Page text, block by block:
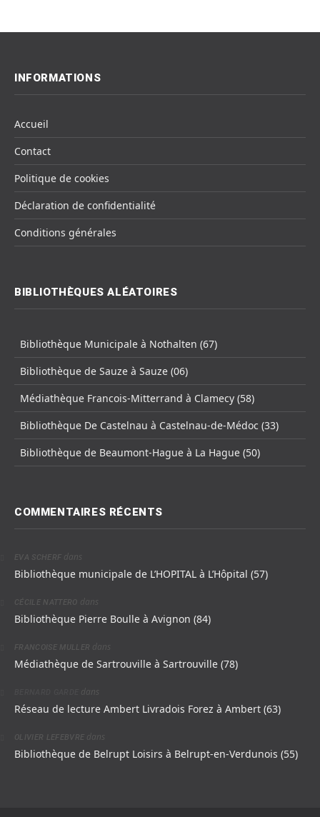
INFORMATIONS
Accueil
Contact
Politique de cookies
Déclaration de confidentialité
Conditions générales
BIBLIOTHÈQUES ALÉATOIRES
Bibliothèque Municipale à Nothalten (67)
Bibliothèque de Sauze à Sauze (06)
Médiathèque Francois-Mitterrand à Clamecy (58)
Bibliothèque De Castelnau à Castelnau-de-Médoc (33)
Bibliothèque de Beaumont-Hague à La Hague (50)
COMMENTAIRES RÉCENTS
EVA SCHERF dans
Bibliothèque municipale de L’HOPITAL à L’Hôpital (57)
CÉCILE NATTERO dans
Bibliothèque Pierre Boulle à Avignon (84)
FRANCOISE MULLER dans
Médiathèque de Sartrouville à Sartrouville (78)
dans
Réseau de lecture Ambert Livradois Forez à Ambert (63)
OLIVIER LEFEBVRE dans
Bibliothèque de Belrupt Loisirs à Belrupt-en-Verdunois (55)